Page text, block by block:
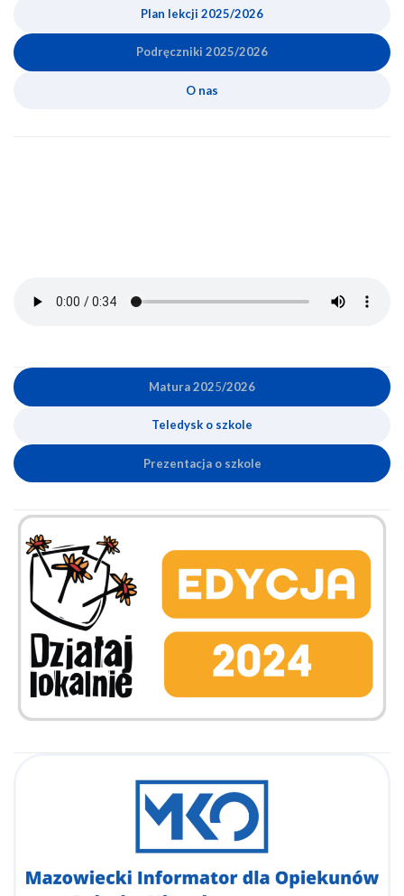
Plan lekcji 2025/2026
Podręczniki 2025/2026
O nas
Matura 2025/2026
Teledysk o szkole
Prezentacja o szkole